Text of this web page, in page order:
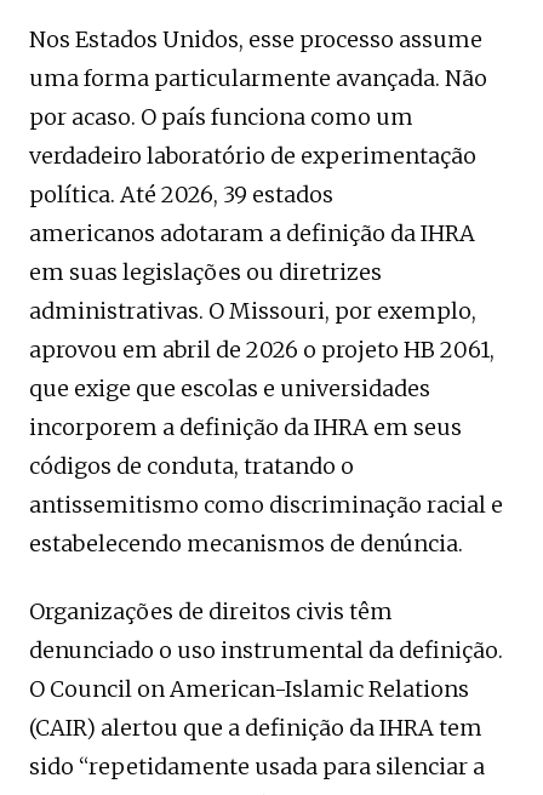
Nos Estados Unidos, esse processo assume
uma forma particularmente avançada. Não
por acaso. O país funciona como um
verdadeiro laboratório de experimentação
política. Até 2026, 39 estados
americanos adotaram a definição da IHRA
em suas legislações ou diretrizes
administrativas. O Missouri, por exemplo,
aprovou em abril de 2026 o projeto HB 2061,
que exige que escolas e universidades
incorporem a definição da IHRA em seus
códigos de conduta, tratando o
antissemitismo como discriminação racial e
estabelecendo mecanismos de denúncia.
Organizações de direitos civis têm
denunciado o uso instrumental da definição.
O Council on American-Islamic Relations
(CAIR) alertou que a definição da IHRA tem
sido “repetidamente usada para silenciar a